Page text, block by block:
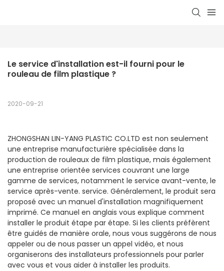
Le service d'installation est-il fourni pour le
rouleau de film plastique ?
2020-09-21
ZHONGSHAN LIN-YANG PLASTIC CO.LTD est non seulement
une entreprise manufacturière spécialisée dans la
production de rouleaux de film plastique, mais également
une entreprise orientée services couvrant une large
gamme de services, notamment le service avant-vente, le
service après-vente. service. Généralement, le produit sera
proposé avec un manuel d'installation magnifiquement
imprimé. Ce manuel en anglais vous explique comment
installer le produit étape par étape. Si les clients préfèrent
être guidés de manière orale, nous vous suggérons de nous
appeler ou de nous passer un appel vidéo, et nous
organiserons des installateurs professionnels pour parler
avec vous et vous aider à installer les produits.